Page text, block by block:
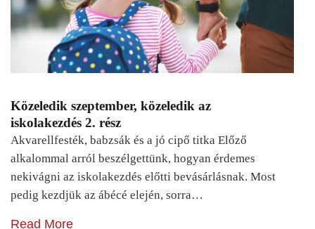
Közeledik szeptember, közeledik az
iskolakezdés 2. rész
Akvarellfesték, babzsák és a jó cipő titka Előző
alkalommal arról beszélgettünk, hogyan érdemes
nekivágni az iskolakezdés előtti bevásárlásnak. Most
pedig kezdjük az ábécé elején, sorra…
Read More